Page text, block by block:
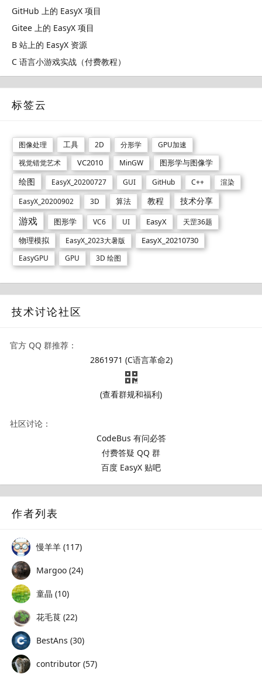
GitHub 上的 EasyX 项目
Gitee 上的 EasyX 项目
B 站上的 EasyX 资源
C 语言小游戏实战（付费教程）
标签云
图像处理 工具 2D 分形学
GPU加速
视觉错觉艺术
VC2010 MinGW 图形学与图像学
绘图 EasyX_20200727 GUI GitHub C++
渲染
EasyX_20200902
3D 算法 教程 技术分享
游戏 图形学 VC6 UI EasyX 天罡36题
物理模拟 EasyX_2023大暑版 EasyX_20210730
EasyGPU GPU 3D 绘图
技术讨论社区
官方 QQ 群推荐：
2861971 (C语言革命2)
(查看群规和福利)
社区讨论：
CodeBus 有问必答
付费答疑 QQ 群
百度 EasyX 贴吧
作者列表
慢羊羊 (117)
Margoo (24)
童晶 (10)
花毛茛 (22)
BestAns (30)
contributor (57)